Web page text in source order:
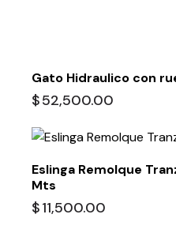
Gato Hidraulico con
$52,500.00
Eslinga Remolque
Mts
$11,500.00